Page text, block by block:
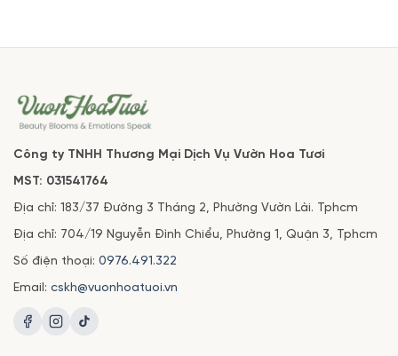
Công ty TNHH Thương Mại Dịch Vụ Vườn Hoa Tươi
MST: 031541764
Địa chỉ: 183/37 Đường 3 Tháng 2, Phường Vườn Lài. Tphcm
Địa chỉ: 704/19 Nguyễn Đình Chiểu, Phường 1, Quận 3, Tphcm
Số điện thoại: 0976.491.322
Email: cskh@vuonhoatuoi.vn